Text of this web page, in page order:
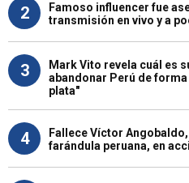
2
Famoso influencer fue
transmisión en vivo y a
3
Mark Vito revela cuál es
abandonar Perú de
plata"
4
Fallece Víctor
farándula peruana, en